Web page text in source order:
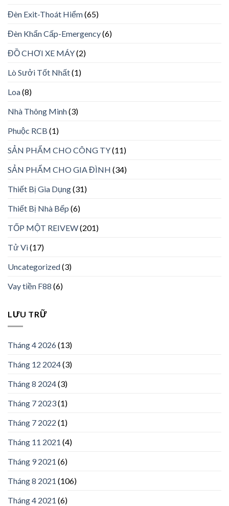
Đèn Exit-Thoát Hiểm(65)
Đèn Khẩn Cấp-Emergency(6)
ĐỒ CHƠI XE MÁY(2)
Lò Sưởi Tốt Nhất(1)
Loa(8)
Nhà Thông Minh(3)
Phuộc RCB (1)
SẢN PHẨM CHO CÔNG TY(11)
SẢN PHẨM CHO GIA ĐÌNH (34)
Thiết Bị Gia Dụng(31)
Thiết Bị Nhà Bếp (6)
TỐP MỘT REIVEW(201)
Tử Vi(17)
Uncategorized(3)
Vay tiền F88 (6)
LƯU TRỮ
Tháng 4 2026(13)
Tháng 12 2024(3)
Tháng 8 2024(3)
Tháng 7 2023(1)
Tháng 7 2022 (1)
Tháng 11 2021 (4)
Tháng 9 2021 (6)
Tháng 8 2021 (106)
Tháng 4 2021 (6)